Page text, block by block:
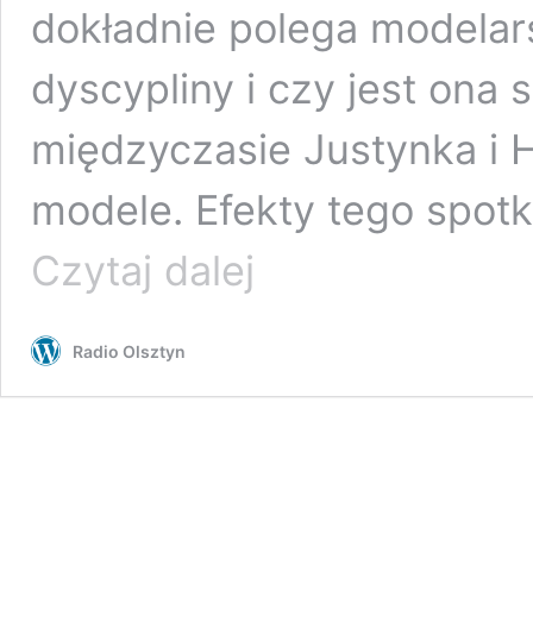
dokładnie polega
dyscypliny i czy jest ona
międzyczasie Justynka i
modele. Efekty tego
Czytaj dalej
Radio Olsztyn